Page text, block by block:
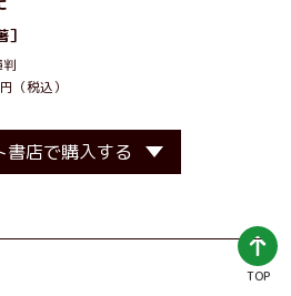
］
（税込）
書店で購入する
TOP